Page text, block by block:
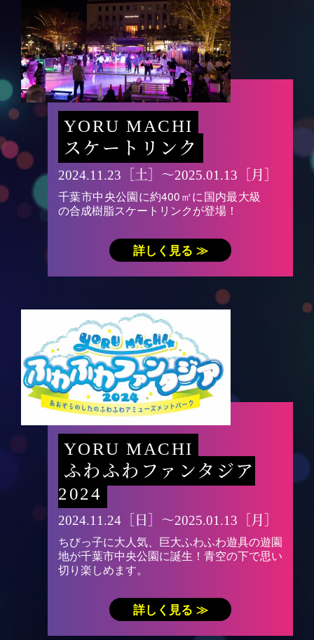
YORU MACHI
スケートリンク
2024.11.23［土］〜2025.01.13［月］
千葉市中央公園に約400㎡に国内最大級
の合成樹脂スケートリンクが登場！
詳しく見る ≫
YORU MACHI
ふわふわファンタジア
2024
2024.11.24［日］〜2025.01.13［月］
ちびっ子に大人気、巨大ふわふわ遊具の遊園
地が千葉市中央公園に誕生！青空の下で思い
切り楽しめます。
詳しく見る ≫